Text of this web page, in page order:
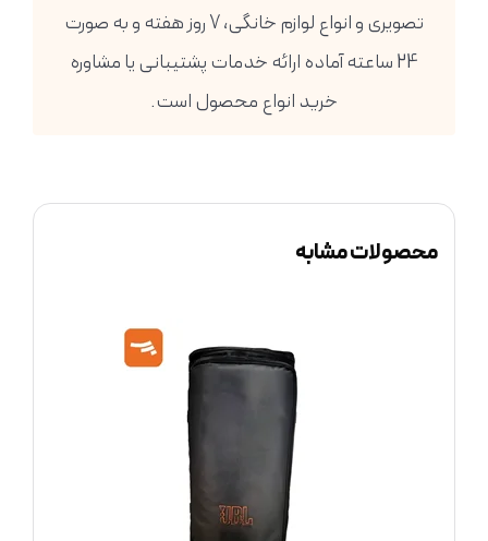
تصویری و انواع لوازم خانگی، 7 روز هفته و به صورت
24 ساعته آماده ارائه خدمات پشتیبانی یا مشاوره
خرید انواع محصول است.
محصولات مشابه